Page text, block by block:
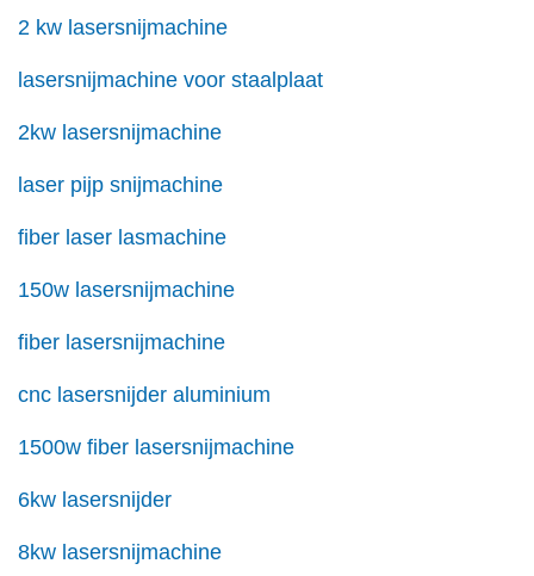
2 kw lasersnijmachine
lasersnijmachine voor staalplaat
2kw lasersnijmachine
laser pijp snijmachine
fiber laser lasmachine
150w lasersnijmachine
fiber lasersnijmachine
cnc lasersnijder aluminium
1500w fiber lasersnijmachine
6kw lasersnijder
8kw lasersnijmachine